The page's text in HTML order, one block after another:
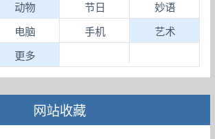
动物 节日 妙语
电脑 手机 艺术
更多
网站收藏